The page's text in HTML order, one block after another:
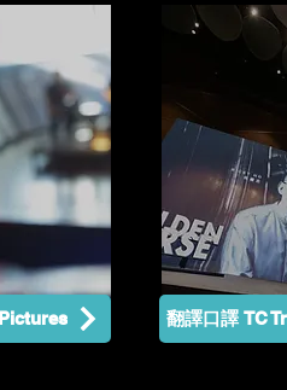
翻譯口譯 TC